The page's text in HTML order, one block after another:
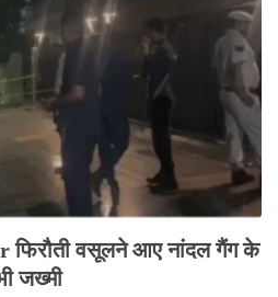
वसूलने आए नांदल गैंग के
जख्मी